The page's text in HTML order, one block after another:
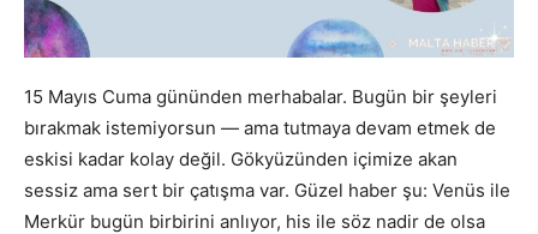
15 Mayıs Cuma gününden merhabalar. Bugün bir şeyleri
bırakmak istemiyorsun — ama tutmaya devam etmek de
eskisi kadar kolay değil. Gökyüzünden içimize akan
sessiz ama sert bir çatışma var. Güzel haber şu: Venüs ile
Merkür bugün birbirini anlıyor, his ile söz nadir de olsa